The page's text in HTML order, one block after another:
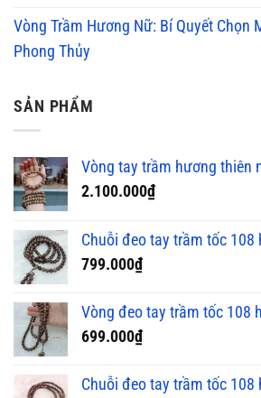
Vòng Trầm Hương Nữ: Bí Quyết Chọn
Phong Thủy
SẢN PHẨM
Vòng tay trầm hương thiên
2.100.000₫
Chuỗi đeo tay trầm tốc 108
799.000₫
Vòng đeo tay trầm tốc 108
699.000₫
Chuỗi đeo tay trầm tốc 108